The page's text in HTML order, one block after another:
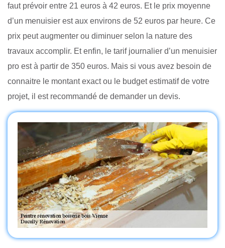
faut prévoir entre 21 euros à 42 euros. Et le prix moyenne
d’un menuisier est aux environs de 52 euros par heure. Ce
prix peut augmenter ou diminuer selon la nature des
travaux accomplir. Et enfin, le tarif journalier d’un menuisier
pro est à partir de 350 euros. Mais si vous avez besoin de
connaitre le montant exact ou le budget estimatif de votre
projet, il est recommandé de demander un devis.